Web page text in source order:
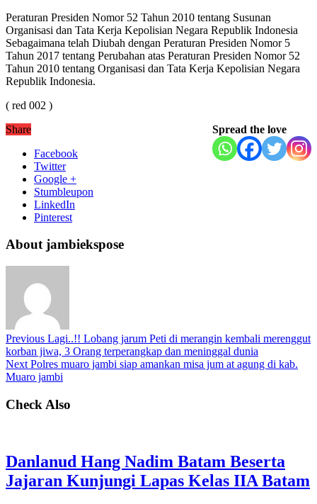
Peraturan Presiden Nomor 52 Tahun 2010 tentang Susunan
Organisasi dan Tata Kerja Kepolisian Negara Republik Indonesia
Sebagaimana telah Diubah dengan Peraturan Presiden Nomor 5
Tahun 2017 tentang Perubahan atas Peraturan Presiden Nomor 52
Tahun 2010 tentang Organisasi dan Tata Kerja Kepolisian Negara
Republik Indonesia.
( red 002 )
Spread the love
Share
Facebook
Twitter
Google +
Stumbleupon
LinkedIn
Pinterest
About jambiekspose
Previous Lagi..!! Lobang jarum Peti di merangin kembali merenggut
korban jiwa, 3 Orang terperangkap dan meninggal dunia
Next Polres muaro jambi siap amankan misa jum at agung di kab.
Muaro jambi
Check Also
Danlanud Hang Nadim Batam Beserta
Jajaran Kunjungi Lapas Kelas IIA Batam